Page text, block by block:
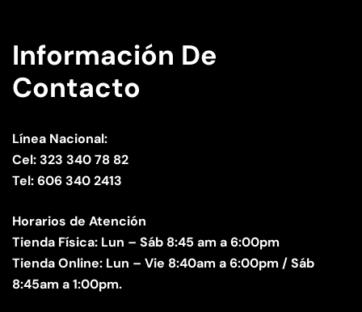
Información De
Contacto
Línea Nacional:
Cel: 323 340 78 82
Tel: 606 340 2413
Horarios de Atención
Tienda Física: Lun – Sáb 8:45 am a 6:00pm
Tienda Online: Lun – Vie 8:40am a 6:00pm / Sáb
8:45am a 1:00pm.